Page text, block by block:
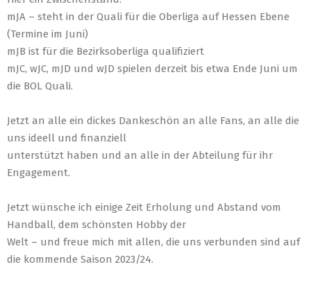
mJA – steht in der Quali für die Oberliga auf Hessen Ebene
(Termine im Juni)
mJB ist für die Bezirksoberliga qualifiziert
mJC, wJC, mJD und wJD spielen derzeit bis etwa Ende Juni um
die BOL Quali.
Jetzt an alle ein dickes Dankeschön an alle Fans, an alle die
uns ideell und finanziell
unterstützt haben und an alle in der Abteilung für ihr
Engagement.
Jetzt wünsche ich einige Zeit Erholung und Abstand vom
Handball, dem schönsten Hobby der
Welt – und freue mich mit allen, die uns verbunden sind auf
die kommende Saison 2023/24.